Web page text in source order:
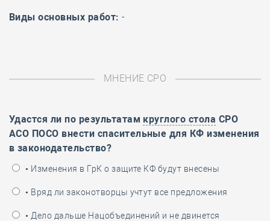
Виды основных работ: -
МНЕНИЕ СРО
Удастся ли по результатам круглого стола СРО
АСО ПОСО внести спасительные для КФ изменения
в законодательство?
• Изменения в ГрК о защите КФ будут внесены
• Вряд ли законотворцы учтут все предложения
• Дело дальше Нацобъединений и не двинется